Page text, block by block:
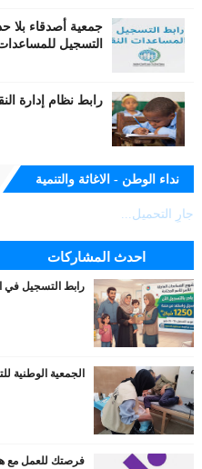
جمعية أصدقاء بلا
التسجيل
رابط نظام إدارة
نداء الوطن - الاغاثة والتنمية
جارٍ التحميل...
احدث المشاركات
رابط التسجيل في
الجمعية الوطنية
فرصتك للعمل مع